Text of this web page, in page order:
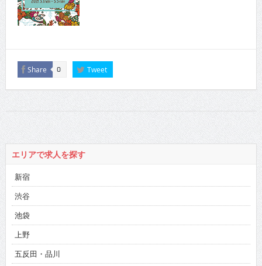
Share 0 Tweet
エリアで求人を探す
新宿
渋谷
池袋
上野
五反田・品川